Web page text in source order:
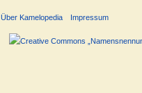
Über Kamelopedia Impressum